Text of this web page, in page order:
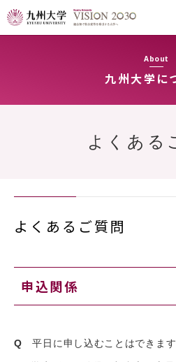
About
九州大学に
よくある
よくあるご質問
申込関係
Q平日に申し込むことはできます